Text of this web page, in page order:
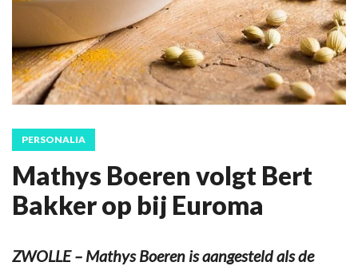
PERSONALIA
Mathys Boeren volgt Bert
Bakker op bij Euroma
ZWOLLE – Mathys Boeren is aangesteld als de